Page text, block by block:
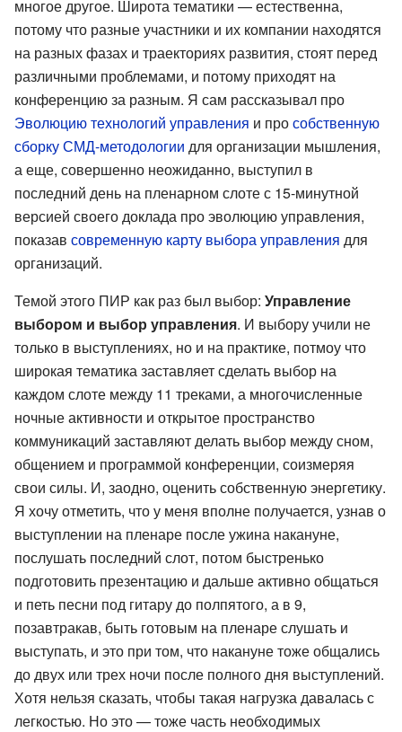
многое другое. Широта тематики — естественна,
потому что разные участники и их компании находятся
на разных фазах и траекториях развития, стоят перед
различными проблемами, и потому приходят на
конференцию за разным. Я сам рассказывал про
Эволюцию технологий управления и прособственную
сборку СМД-методологии для организации мышления,
а еще, совершенно неожиданно, выступил в
последний день на пленарном слоте с 15-минутной
версией своего доклада про эволюцию управления,
показав современную карту выбора управления для
организаций.
Темой этого ПИР как раз был выбор: Управление
выбором и выбор управления. И выбору учили не
только в выступлениях, но и на практике, потмоу что
широкая тематика заставляет сделать выбор на
каждом слоте между 11 треками, а многочисленные
ночные активности и открытое пространство
коммуникаций заставляют делать выбор между сном,
общением и программой конференции, соизмеряя
свои силы. И, заодно, оценить собственную энергетику.
Я хочу отметить, что у меня вполне получается, узнав о
выступлении на пленаре после ужина накануне,
послушать последний слот, потом быстренько
подготовить презентацию и дальше активно общаться
и петь песни под гитару до полпятого, а в 9,
позавтракав, быть готовым на пленаре слушать и
выступать, и это при том, что накануне тоже общались
до двух или трех ночи после полного дня выступлений.
Хотя нельзя сказать, чтобы такая нагрузка давалась с
легкостью. Но это — тоже часть необходимых